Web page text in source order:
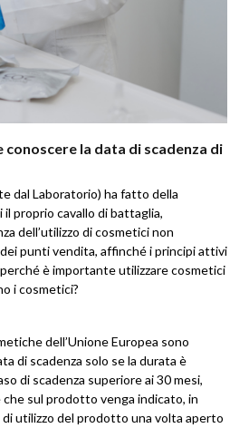
la data di scadenza di
dal Laboratorio) ha fatto della
proprio cavallo di battaglia,
dell’utilizzo di cosmetici non
punti vendita, affinché i principi attivi
è importante utilizzare cosmetici
i cosmetici?
dell’Unione Europea sono
di scadenza solo se la durata è
di scadenza superiore ai 30 mesi,
sul prodotto venga indicato, in
di utilizzo del prodotto una volta aperto